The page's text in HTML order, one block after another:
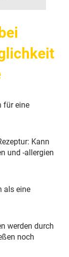
für eine
Kann
und -allergien
als eine
werden durch
noch